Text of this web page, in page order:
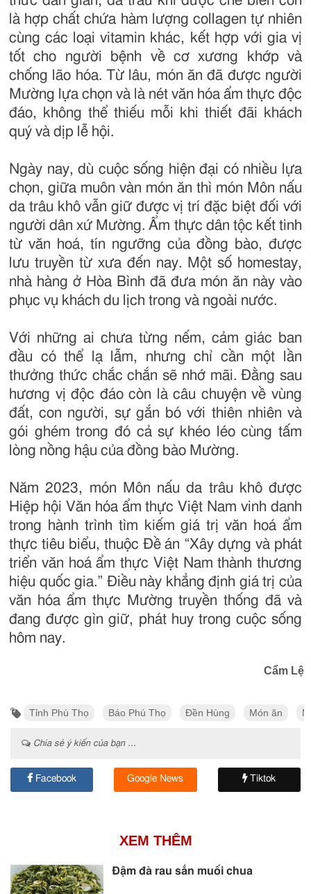
là hợp chất chứa hàm lượng collagen tự nhiên
cùng các loại vitamin khác, kết hợp với gia vị
tốt cho người bệnh về cơ xương khớp và
chống lão hóa. Từ lâu, món ăn đã được người
Mường lựa chọn và là nét văn hóa ẩm thực độc
đáo, không thể thiếu mỗi khi thiết đãi khách
quý và dịp lễ hội.
Ngày nay, dù cuộc sống hiện đại có nhiều lựa
chọn, giữa muôn vàn món ăn thì món Môn nấu
da trâu khô vẫn giữ được vị trí đặc biệt đối với
người dân xứ Mường. Ẩm thực dân tộc kết tinh
từ văn hoá, tín ngưỡng của đồng bào, được
lưu truyền từ xưa đến nay. Một số homestay,
nhà hàng ở Hòa Bình đã đưa món ăn này vào
phục vụ khách du lịch trong và ngoài nước.
Với những ai chưa từng nếm, cảm giác ban
đầu có thể lạ lẫm, nhưng chỉ cần một lần
thưởng thức chắc chắn sẽ nhớ mãi. Đằng sau
hương vị độc đáo còn là câu chuyện về vùng
đất, con người, sự gắn bó với thiên nhiên và
gói ghém trong đó cả sự khéo léo cùng tấm
lòng nồng hậu của đồng bào Mường.
Năm 2023, món Môn nấu da trâu khô được
Hiệp hội Văn hóa ẩm thực Việt Nam vinh danh
trong hành trình tìm kiếm giá trị văn hoá ẩm
thực tiêu biểu, thuộc Đề án “Xây dựng và phát
triển văn hoá ẩm thực Việt Nam thành thương
hiệu quốc gia.” Điều này khẳng định giá trị của
văn hóa ẩm thực Mường truyền thống đã và
đang được gìn giữ, phát huy trong cuộc sống
hôm nay.
Cẩm Lệ
Tỉnh Phú Thọ Báo Phú Thọ Đền Hùng Món ăn
Chia sẻ ý kiến của bạn ...
Facebook Google News Tiktok
XEM THÊM
Đậm đà rau sắn muối chua